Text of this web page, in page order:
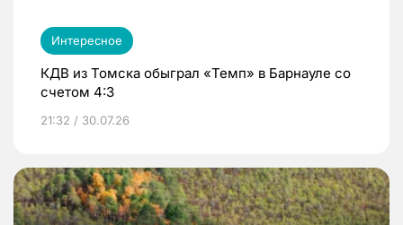
Интересное
КДВ из Томска обыграл «Темп» в Барнауле со
счетом 4:3
21:32 / 30.07.26